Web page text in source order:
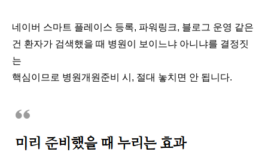
네이버 스마트 플레이스 등록, 파워링크, 블로그 운영 같은
건 환자가 검색했을 때 병원이 보이느냐 아니냐를 결정짓
는
핵심이므로 병원개원준비 시, 절대 놓치면 안 됩니다.